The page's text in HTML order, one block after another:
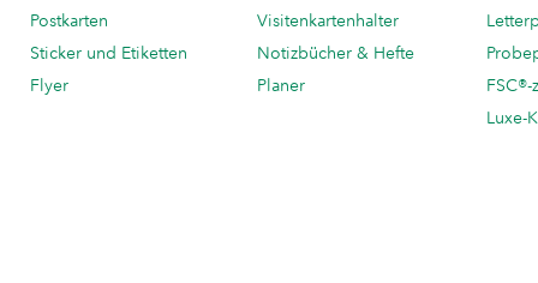
Postkarten
Sticker und Etiketten
Flyer
Visitenkartenhalter
Notizbücher & Hefte
Planer
Luxe-